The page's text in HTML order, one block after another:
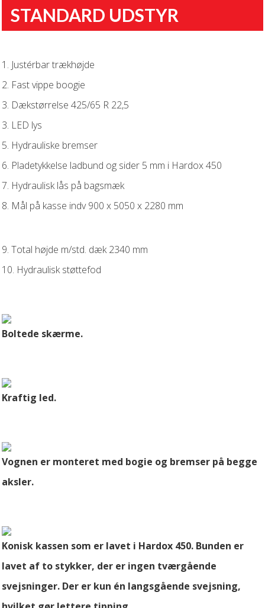
STANDARD UDSTYR
1. Justérbar trækhøjde
2. Fast vippe boogie
3. Dækstørrelse 425/65 R 22,5
3. LED lys
5. Hydrauliske bremser
6. Pladetykkelse ladbund og sider 5 mm i Hardox 450
7. Hydraulisk lås på bagsmæk
8. Mål på kasse indv 900 x 5050 x 2280 mm
9. Total højde m/std. dæk 2340 mm
10. Hydraulisk støttefod
Boltede skærme.
Kraftig led.
Vognen er monteret med bogie og bremser på begge
aksler.
Konisk kassen som er lavet i Hardox 450. Bunden er
lavet af to stykker, der er ingen tværgående
svejsninger. Der er kun én langsgående svejsning,